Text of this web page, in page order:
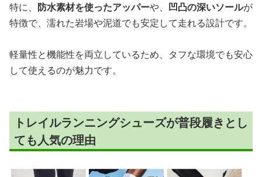
特に、 防水素材を使ったアッパーや、 凹凸の深いソールが
特徴で、濡れた岩場や泥道でも安定して走れる設計です。
軽量性と機能性を両立しているため、タフな環境でも安心
して使えるのが魅力です。
トレイルランニングシューズが普段履きとし
ても人気の理由